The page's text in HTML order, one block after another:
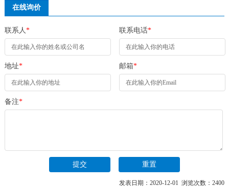
在线询价
联系人 * 联系电话*
地址* 邮箱*
备注*
发表日期：2020-12-01 浏览次数：2400